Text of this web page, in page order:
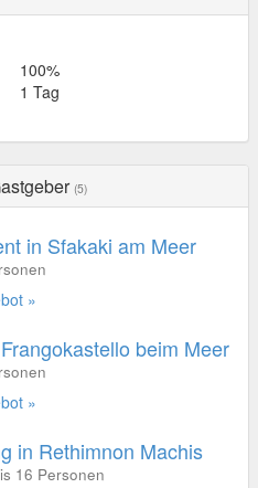
100%
1 Tag
(5)
in Sfakaki am Meer
»
beim Meer
»
in Rethimnon Machis
16 Personen